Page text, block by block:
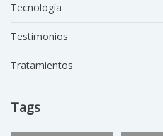
Tecnología
Testimonios
Tratamientos
Tags